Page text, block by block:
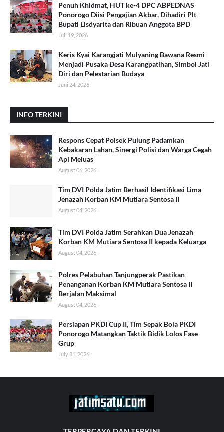
Penuh Khidmat, HUT ke-4 DPC ABPEDNAS
Ponorogo Diisi Pengajian Akbar, Dihadiri Plt
Bupati Lisdyarita dan Ribuan Anggota BPD
Juli 19, 2026
Keris Kyai Karangjati Mulyaning Bawana Resmi
Menjadi Pusaka Desa Karangpatihan, Simbol Jati
Diri dan Pelestarian Budaya
Juni 24, 2026
INFO TERKINI
Respons Cepat Polsek Pulung Padamkan
Kebakaran Lahan, Sinergi Polisi dan Warga Cegah
Api Meluas
August 06, 2026
Tim DVI Polda Jatim Berhasil Identifikasi Lima
Jenazah Korban KM Mutiara Sentosa II
August 04, 2026
Tim DVI Polda Jatim Serahkan Dua Jenazah
Korban KM Mutiara Sentosa II kepada Keluarga
August 04, 2026
Polres Pelabuhan Tanjungperak Pastikan
Penanganan Korban KM Mutiara Sentosa II
Berjalan Maksimal
August 04, 2026
Persiapan PKDI Cup II, Tim Sepak Bola PKDI
Ponorogo Matangkan Taktik Bidik Lolos Fase
Grup
July 31, 2026